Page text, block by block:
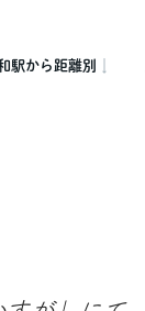
駅から距離別